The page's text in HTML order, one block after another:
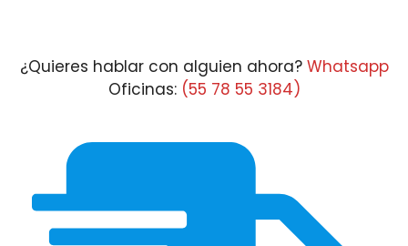
¿Quieres hablar con alguien ahora? Whatsapp
Oficinas: (55 78 55 3184)